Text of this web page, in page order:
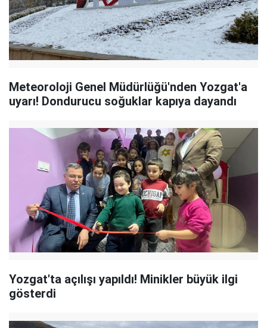
Meteoroloji Genel Müdürlüğü'nden Yozgat'a
uyarı! Dondurucu soğuklar kapıya dayandı
Yozgat'ta açılışı yapıldı! Minikler büyük ilgi
gösterdi